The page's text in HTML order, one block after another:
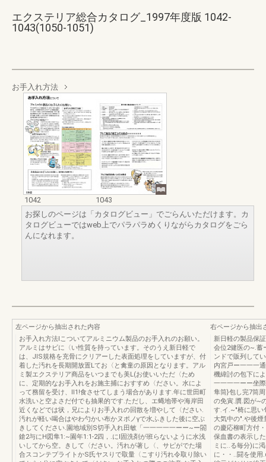
エクステリア総合カタログ_1997年度版 1042-
1043(1050-1051)
お手入れ方法
1042
1043
お探しのページは「カタログビュー」でごらんいただけます。カ
タログビューではweb上でパラパラめくりながらカタログをごら
んになれます。
左ページから抽出された内容
お手入れ方法lこついてアルミニウム製品のお手入れのお願い。
アルミはサビに〈い性質を持っています。そのうえ新日軽で
は、JIS規格を充骨にクリアーした表面処理をしていますが、付
着した汚れを長期開放置Lてお〈と禽童の原因となります。アル
ミ製エクステリア商品をいつまでも美L(お使いいただ〈ため
に、定期的なお手入れをお施主捕におすすめ〈ださい。水によ
って務留を受け、ll1!食させてしまう場合があります.年に世田町
水洗いと空よさだ付でも抽果的です.ただし、エ蝿地帯や海岸田
近くなどでは状，兄によりお手入れの回散を増やして〈ださい.
汚れが軽い喝合はやわ勺かい布かヌポノγで水ふきした後に空ぶ
きしてください.園地域別S切手入れ田敏「一一一一一ーー~ー閤
鎗2与にH図隼1:~園年1:1-2四，.にl固洗剤が班らないように水浅
いしてから空。きして〈ださい。汚れが著し〈、サピがでた場
合スコンテプライトかS氏ヤスりで取量〈こすり汚れ令取り除い
右ページから抽出
新日軽の製品保
会位2健医の~.蓄
ンドで販列して
内宮戸ー一一一
機緯討の包下に
一一一一ーー坐
隼筒}包し完7筒
の免寅.贋.図が~
す.イ.~"椅に思い
大気中の".や後煙
の慶応柳町方付
保血書の表示し
ミに..る毎分)に
に・・..闘を使